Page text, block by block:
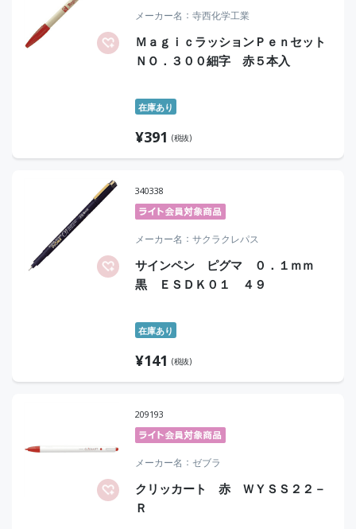
メーカー名 寺西化学工業
ＭａｇｉｃラッションＰｅｎセット
ＮＯ．３００細字 赤５本入
在庫あり
¥391 (税抜)
340338
メーカー名 サクラクレパス
サインペン ピグマ ０．１ｍｍ
黒 ＥＳＤＫ０１ ４９
在庫あり
¥141 (税抜)
209193
メーカー名 ゼブラ
クリッカート 赤 ＷＹＳＳ２２－
Ｒ